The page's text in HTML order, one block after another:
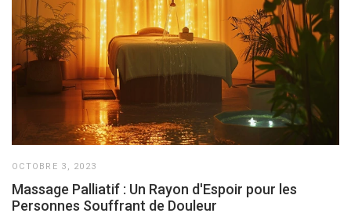
OCTOBRE 3, 2023
Massage Palliatif : Un Rayon d'Espoir pour les
Personnes Souffrant de Douleur